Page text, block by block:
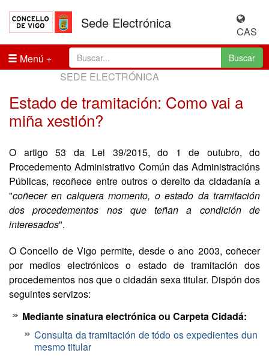
Sede Electrónica
CAS
Menú
Buscar
SEDE ELECTRÓNICA
Estado de tramitación: Como vai a
miña xestión?
O artigo 53 da Lei 39/2015, do 1 de outubro, do
Procedemento Administrativo Común das Administracións
Públicas, recoñece entre outros o dereito da cidadanía a
"coñecer en calquera momento, o estado da tramitación
dos procedementos nos que teñan a condición de
interesados".
O Concello de Vigo permite, desde o ano 2003, coñecer
por medios electrónicos o estado de tramitación dos
procedementos nos que o cidadán sexa titular. Dispón dos
seguintes servizos:
Mediante sinatura electrónica ou Carpeta Cidadá:
Consulta da tramitación de tódo os expedientes dun
mesmo titular